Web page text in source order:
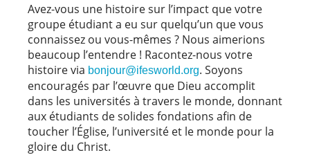
Avez-vous une histoire sur l’impact que votre
groupe étudiant a eu sur quelqu’un que vous
connaissez ou vous-mêmes ? Nous aimerions
beaucoup l’entendre ! Racontez-nous votre
histoire via bonjour@ifesworld.org. Soyons
encouragés par l’œuvre que Dieu accomplit
dans les universités à travers le monde, donnant
aux étudiants de solides fondations afin de
toucher l’Église, l’université et le monde pour la
gloire du Christ.